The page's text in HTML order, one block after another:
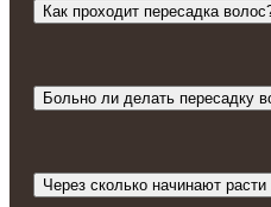
Как проходит пересадка
Больно ли делать пересадку
Через сколько начинают